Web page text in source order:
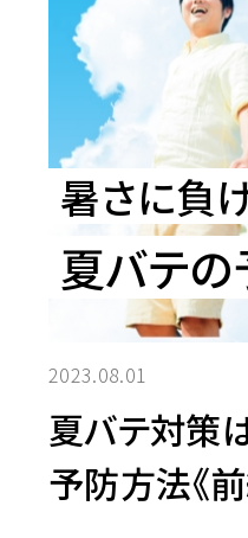
暑さに負
夏バテ
2023.08.01
夏バテ対策
予防方法《前